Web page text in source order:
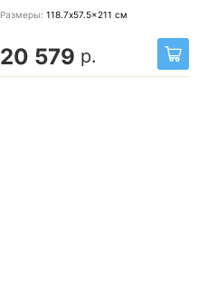
Размеры: 118.7x57.5x211 см
20 579 р.